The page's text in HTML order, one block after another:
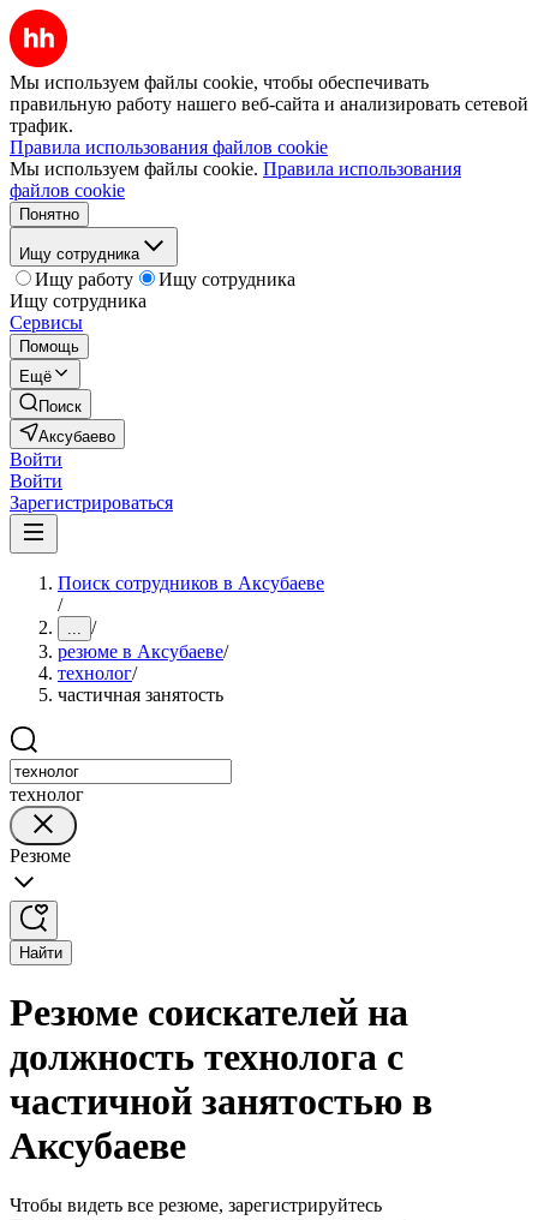
Мы используем файлы cookie, чтобы обеспечивать
правильную работу нашего веб-сайта и анализировать сетевой
трафик.
Правила использования файлов cookie
Мы используем файлы cookie. Правила использования
файлов cookie
Понятно
Ищу сотрудника
Ищу работу
Ищу сотрудника
Ищу сотрудника
Сервисы
Помощь
Ещё
Поиск
Аксубаево
Войти
Войти
Зарегистрироваться
Поиск сотрудников в Аксубаеве
/
... /
резюме в Аксубаеве/
технолог/
частичная занятость
технолог
Резюме
Найти
Резюме соискателей на
должность технолога с
частичной занятостью в
Аксубаеве
Чтобы видеть все резюме, зарегистрируйтесь